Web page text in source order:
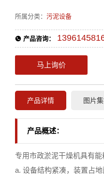
所属分类：污泥设备
产品咨询：
马上询价
产品详情 图片
产品概述：
专用市政淤泥干燥机具有能
a. 设备结构紧凑，装置占